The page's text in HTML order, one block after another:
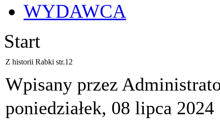
WYDAWCA
Start
Z historii Rabki str.12
Wpisany przez
poniedziałek, 08 lipca 2024